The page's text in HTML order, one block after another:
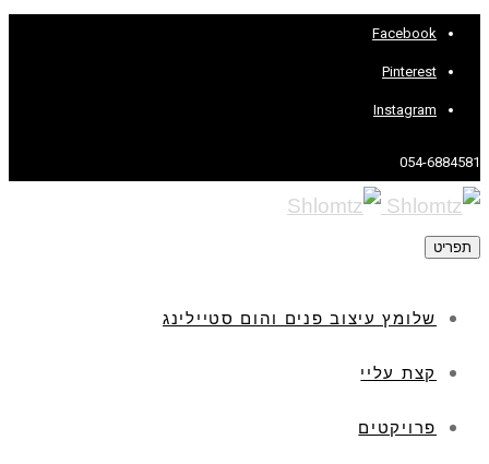
Facebook
Pinterest
Instagram
054-6884581
תפריט
שלומץ עיצוב פנים והום סטיילינג
קצת עליי
פרויקטים